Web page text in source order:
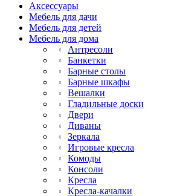
Аксессуары
Мебель для дачи
Мебель для детей
Мебель для дома
Антресоли
Банкетки
Барные столы
Барные шкафы
Вешалки
Гладильные доски
Двери
Диваны
Зеркала
Игровые кресла
Комоды
Консоли
Кресла
Кресла-качалки